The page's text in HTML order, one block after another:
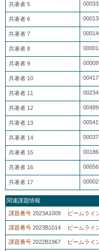
共著者 5
共著者 6
共著者 7
共著者 8
共著者 9
共著者 10
共著者 11
共著者 12
共著者 13
共著者 14
共著者 15
共著者 16
共著者 17
関連課題情報
課題番号 2023A1009 ビームライ
課題番号 2023B1014 ビームライ
課題番号 2022B1967 ビームライ